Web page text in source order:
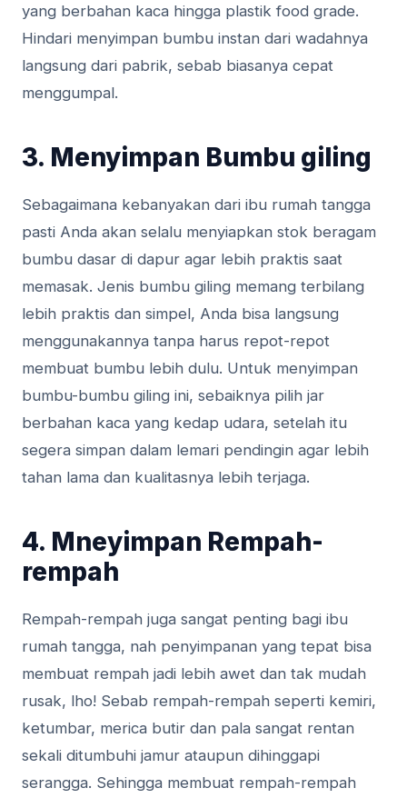
yang berbahan kaca hingga plastik food grade.
Hindari menyimpan bumbu instan dari wadahnya
langsung dari pabrik, sebab biasanya cepat
menggumpal.
3. Menyimpan Bumbu giling
Sebagaimana kebanyakan dari ibu rumah tangga
pasti Anda akan selalu menyiapkan stok beragam
bumbu dasar di dapur agar lebih praktis saat
memasak. Jenis bumbu giling memang terbilang
lebih praktis dan simpel, Anda bisa langsung
menggunakannya tanpa harus repot-repot
membuat bumbu lebih dulu. Untuk menyimpan
bumbu-bumbu giling ini, sebaiknya pilih jar
berbahan kaca yang kedap udara, setelah itu
segera simpan dalam lemari pendingin agar lebih
tahan lama dan kualitasnya lebih terjaga.
4. Mneyimpan Rempah-
rempah
Rempah-rempah juga sangat penting bagi ibu
rumah tangga, nah penyimpanan yang tepat bisa
membuat rempah jadi lebih awet dan tak mudah
rusak, lho! Sebab rempah-rempah seperti kemiri,
ketumbar, merica butir dan pala sangat rentan
sekali ditumbuhi jamur ataupun dihinggapi
serangga. Sehingga membuat rempah-rempah